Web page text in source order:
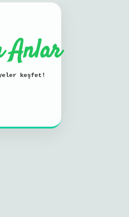
Anlar
keşfet!